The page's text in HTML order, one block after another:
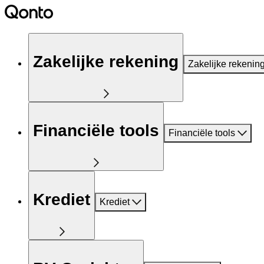
Zakelijke rekening Zakelijke
Financiële tools Financiële tools
Krediet Krediet